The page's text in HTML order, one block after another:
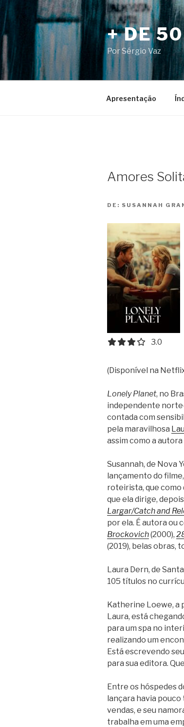
para
o
conteúdo
+ DE
Por Sérgio Vaz
Apresentação
Amores
DE: SUSANNAH
3.0 out of
3.0
(Disponível na
Lonely Planet, no
independente
contada com
pela maravilhosa
assim como a
Susannah, de Nova
lançamento do
roteirista, que como
que ela dirige,
Largar/Catch and
por ela. É autora ou
Brockovich(2000),
(2019), belas obras,
Laura Dern, de
105 títulos no
Katherine Loewe, a
Laura, está
para um spa no
realizando um
Está escrevendo
para sua editora.
Entre os hóspedes
lançara havia pouco
vendas, e seu
trabalha em uma